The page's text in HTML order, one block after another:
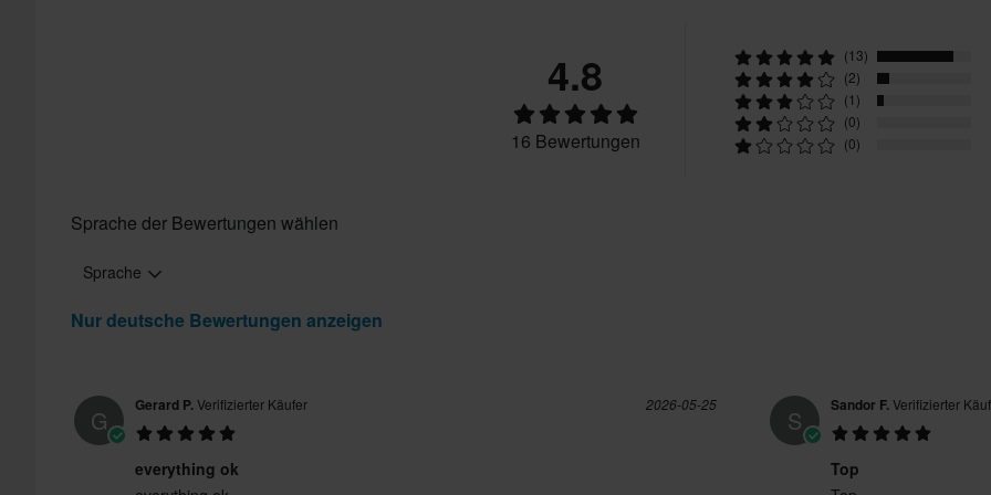
350 x 600 x 200 mm
4.8
16 Bewertungen
(13)
(2)
(1)
(0)
(0)
Sprache der Bewertungen wählen
Sprache
Nur deutsche Bewertungen anzeigen
G Gerard P.Verifizierter Käufer 2026-05-25
everything ok
S Sandor F.Verifizierter
Top